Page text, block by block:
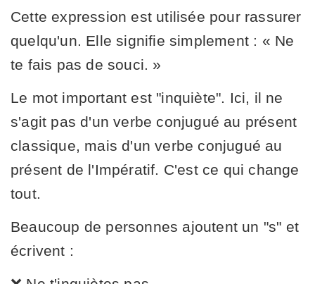
Cette expression est utilisée pour rassurer
quelqu'un. Elle signifie simplement : « Ne
te fais pas de souci. »
Le mot important est "inquiète". Ici, il ne
s'agit pas d'un verbe conjugué au présent
classique, mais d'un verbe conjugué au
présent de l'Impératif. C'est ce qui change
tout.
Beaucoup de personnes ajoutent un "s" et
écrivent :